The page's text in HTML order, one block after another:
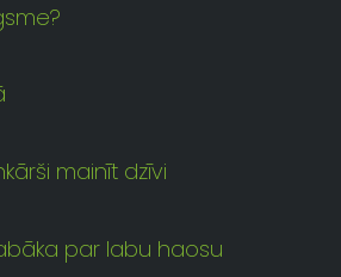
mainīt dzīvi
par labu haosu